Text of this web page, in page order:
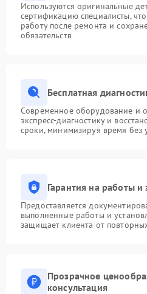
Используются оригинальные
сертификацию специалисты,
работу после ремонта и
обязательств
Бесплатная
Современное оборудование и
экспресс-диагностику и
сроки, минимизируя время без
Гарантия на работы и
Предоставляется
выполненные работы и
защищает клиента от
Прозрачное
консультация